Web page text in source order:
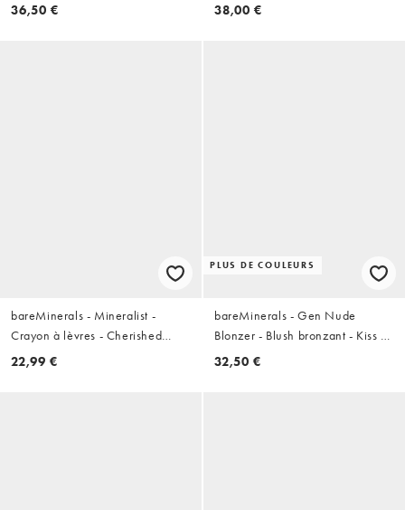
36,50 €
38,00 €
bareMinerals - Mineralist -
Crayon à lèvres - Cherished
Rose
22,99 €
PLUS DE COULEURS
bareMinerals - Gen Nude
Blonzer - Blush bronzant - Kiss of
Rose
32,50 €